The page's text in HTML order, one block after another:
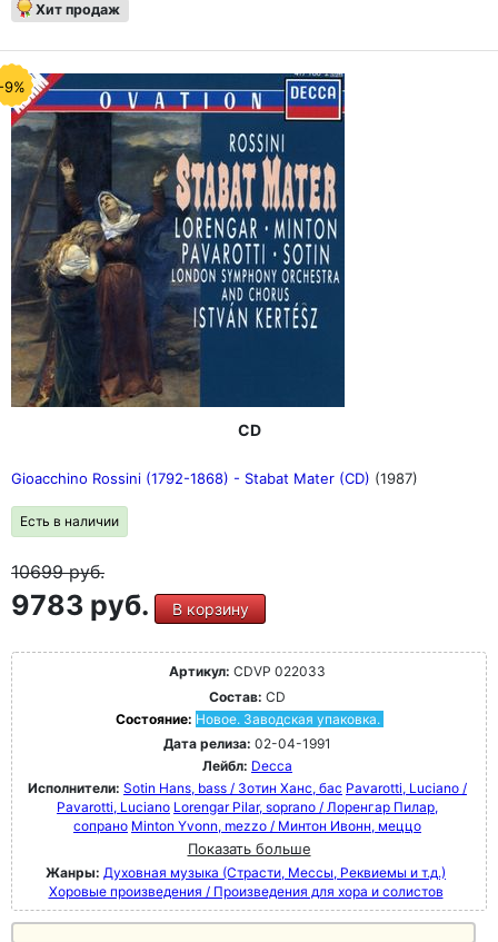
Хит продаж
9%
CD
Gioacchino Rossini (1792-1868) - Stabat Mater (CD) (1987)
Есть в наличии
10699руб.
9783 руб. В корзину
Артикул: CDVP 022033
Состав: CD
Состояние: Новое. Заводская упаковка.
Дата релиза: 02-04-1991
Лейбл: Decca
Исполнители: Sotin Hans, bass / Зотин Ханс, бас Pavarotti, Luciano /
Pavarotti, Luciano Lorengar Pilar, soprano / Лоренгар Пилар,
сопрано Minton Yvonn, mezzo / Минтон Ивонн, меццо
Показать больше
Жанры: Духовная музыка (Страсти, Мессы, Реквиемы и т.д.)
Хоровые произведения / Произведения для хора и солистов